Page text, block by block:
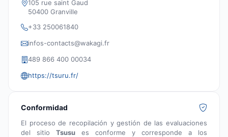
105 rue saint Gaud
50400 Granville
+33 250061840
infos-contacts@wakagi.fr
489 866 400 00034
https://tsuru.fr/
Conformidad
El proceso de recopilación y gestión de las evaluaciones
del sitio Tsusu es conforme y corresponde a los